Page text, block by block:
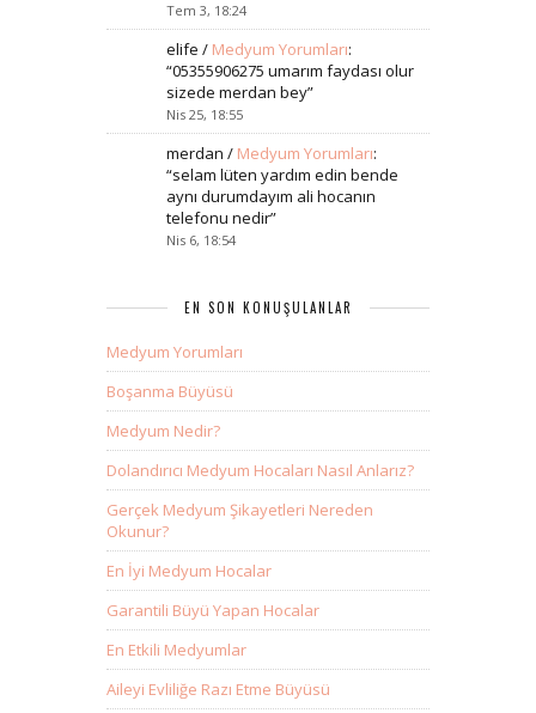
Tem 3, 18:24
elife / Medyum Yorumları:
“05355906275 umarım faydası olur
sizede merdan bey”
Nis 25, 18:55
merdan / Medyum Yorumları:
“selam lüten yardım edin bende
aynı durumdayım ali hocanın
telefonu nedir”
Nis 6, 18:54
EN SON KONUŞULANLAR
Medyum Yorumları
Boşanma Büyüsü
Medyum Nedir?
Dolandırıcı Medyum Hocaları Nasıl Anlarız?
Gerçek Medyum Şikayetleri Nereden
Okunur?
En İyi Medyum Hocalar
Garantili Büyü Yapan Hocalar
En Etkili Medyumlar
Aileyi Evliliğe Razı Etme Büyüsü